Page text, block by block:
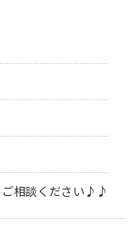
ご相談ください♪♪